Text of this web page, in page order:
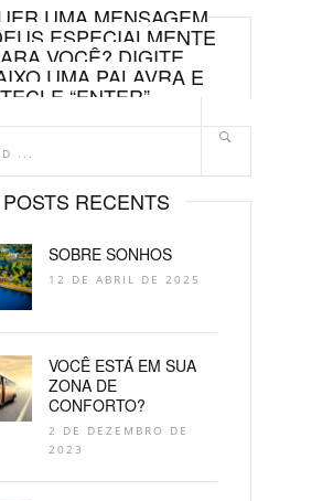
UMA MENSAGEM
ESPECIALMENTE
VOCÊ? DIGITE
UMA PALAVRA E
TECLE “ENTER”.
POSTS RECENTS
SOBRE SONHOS
12 DE ABRIL DE 2025
VOCÊ ESTÁ EM SUA
ZONA DE
CONFORTO?
2 DE DEZEMBRO DE
2023